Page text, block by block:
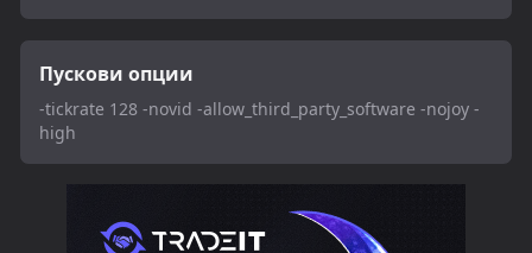
Пускови опции
-tickrate 128 -novid -allow_third_party_software -nojoy -
high